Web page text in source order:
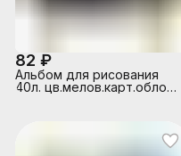
82 ₽
Альбом для рисования
40л. цв.мелов.карт.облож.